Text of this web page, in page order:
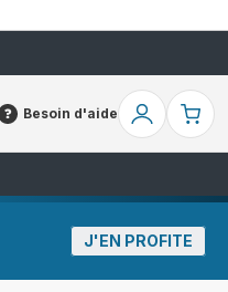
Besoin d'aide
Besoin
Mon
J'EN PROFITE